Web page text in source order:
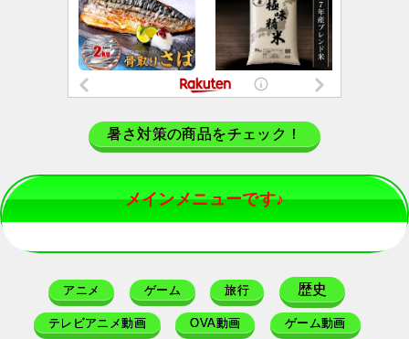
暑さ対策の商品をチェック！
メインメニューです♪
アニメ ゲーム 旅行 歴史
テレビアニメ動画 OVA動画 ゲーム動画